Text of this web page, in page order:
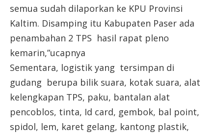
semua sudah dilaporkan ke KPU Provinsi
Kaltim. Disamping itu Kabupaten Paser ada
penambahan 2 TPS hasil rapat pleno
kemarin,”ucapnya
Sementara, logistik yang tersimpan di
gudang berupa bilik suara, kotak suara, alat
kelengkapan TPS, paku, bantalan alat
pencoblos, tinta, Id card, gembok, bal point,
spidol, lem, karet gelang, kantong plastik,